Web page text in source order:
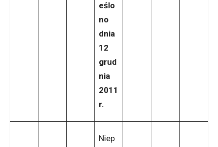
eślo
no
dnia
12
grud
nia
2011
r.
Niep